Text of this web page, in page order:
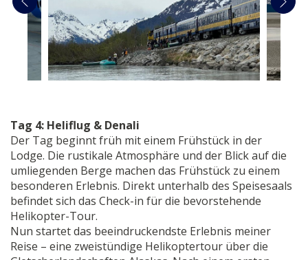
Tag 4: Heliflug & Denali
Der Tag beginnt früh mit einem Frühstück in der
Lodge. Die rustikale Atmosphäre und der Blick auf die
umliegenden Berge machen das Frühstück zu einem
besonderen Erlebnis. Direkt unterhalb des Speisesaals
befindet sich das Check-in für die bevorstehende
Helikopter-Tour.
Nun startet das beeindruckendste Erlebnis meiner
Reise – eine zweistündige Helikoptertour über die